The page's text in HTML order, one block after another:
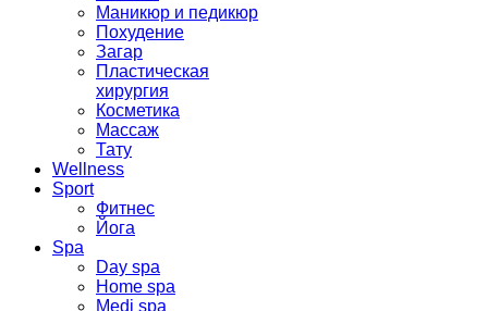
Маникюр и педикюр
Похудение
Загар
Пластическая
хирургия
Косметика
Массаж
Тату
Wellness
Sport
Фитнес
Йога
Spa
Day spa
Home spa
Medi spa